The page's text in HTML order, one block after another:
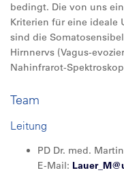
bedingt. Die von uns
Kriterien für eine ideale
sind die
Hirnnervs (Vagus-
Nahinfrarot-
Team
Leitung
PD Dr. med.
E-Mail: Lauer_M@